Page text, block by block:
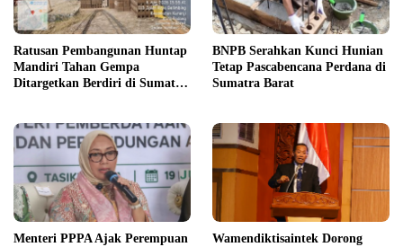
Ratusan Pembangunan Huntap
Mandiri Tahan Gempa
Ditargetkan Berdiri di Sumatra
BNPB Serahkan Kunci Hunian
Tetap Pascabencana Perdana di
Sumatra Barat
Menteri PPPA Ajak Perempuan
Wamendiktisaintek Dorong